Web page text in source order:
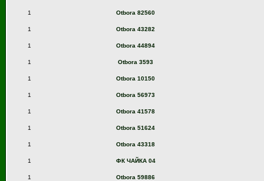
1 Otbora 82560
1 Otbora 43282
1 Otbora 44894
1 Otbora 3593
1 Otbora 10150
1 Otbora 56973
1 Otbora 41578
1 Otbora 51624
1 Otbora 43318
1 ФК ЧАЙКА 04
1 Otbora 59886